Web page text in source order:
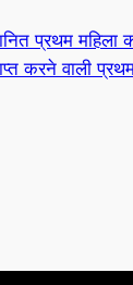
प्रथम महिला
करने वाली